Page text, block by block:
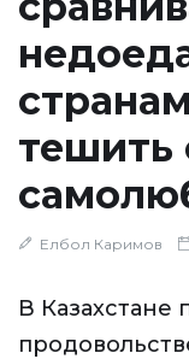
тешить
Елбол Каримов
В Казахстане